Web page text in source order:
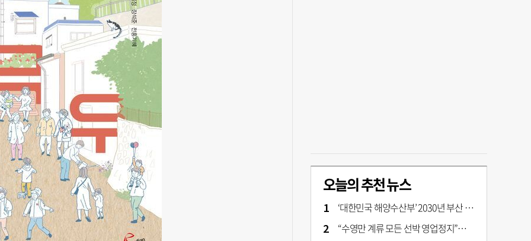
오늘의 추천 뉴스
‘대한민국 해양수산부’ 2030년 부산 북항시대 연다
“수영만 계류 모든 선박 영업정지”… 재개발 속도전